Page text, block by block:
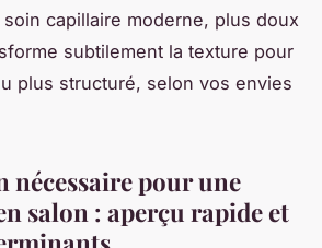
capillaire moderne, plus doux
subtilement la texture pour
plus structuré, selon vos envies
nécessaire pour une
salon : aperçu rapide et